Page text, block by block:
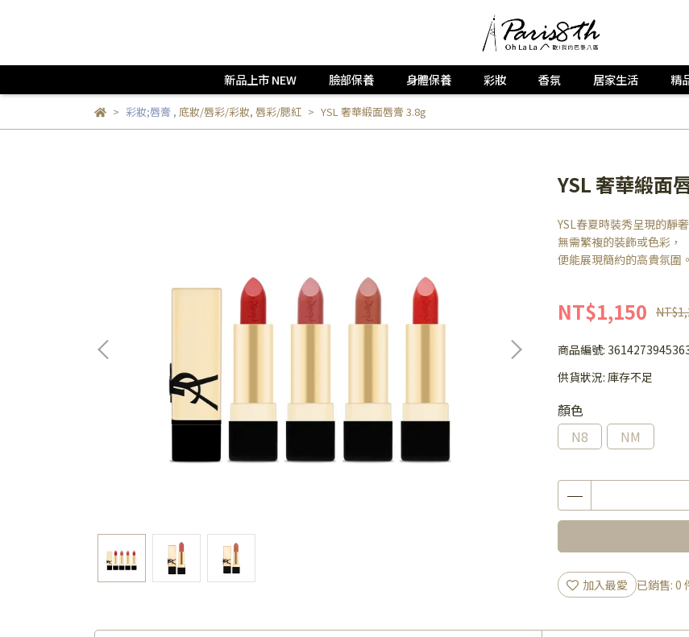
新品上市 NEW 臉部保養 身體保養 彩妝 香氛 居家生活 精
彩妝;唇膏 , 底妝/唇彩/彩妝, 唇彩/腮紅 YSL 奢華緞面唇膏 3.8g
YSL 奢華緞面
YSL春夏時裝秀呈現的靜奢
無需繁複的裝飾或色彩，
便能展現簡約的高貴氛圍。
NT$1,150
商品編號:
供貨狀況: 庫存不足
顏色
N8
NM
加入最愛 已銷售: 0